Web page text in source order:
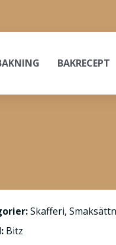
BAKRECEPT
Skafferi,
Bitz